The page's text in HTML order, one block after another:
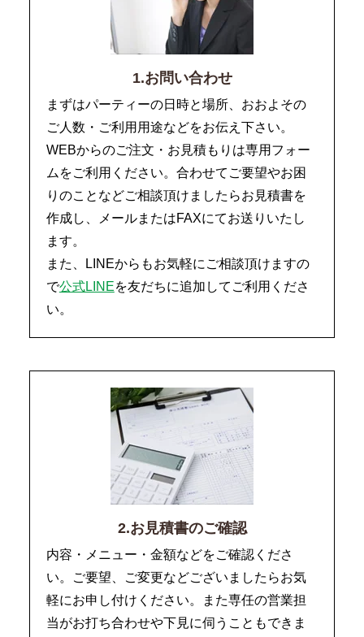
1.お問い合わせ
まずはパーティーの日時と場所、おおよその
ご人数・ご利用用途などをお伝え下さい。
WEBからのご注文・お見積もりは専用フォー
ムをご利用ください。合わせてご要望やお困
りのことなどご相談頂けましたらお見積書を
作成し、メールまたはFAXにてお送りいたし
ます。
また、LINEからもお気軽にご相談頂けますの
で公式LINEを友だちに追加してご利用くださ
い。
2.お見積書のご確認
内容・メニュー・金額などをご確認くださ
い。ご要望、ご変更などございましたらお気
軽にお申し付けください。また専任の営業担
当がお打ち合わせや下見に伺うこともできま